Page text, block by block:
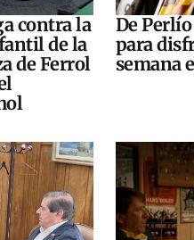
contra la
de la
de Ferrol
De
para
semana